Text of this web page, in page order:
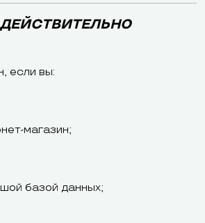
ДЕЙСТВИТЕЛЬНО
если вы:
магазин;
базой данных;